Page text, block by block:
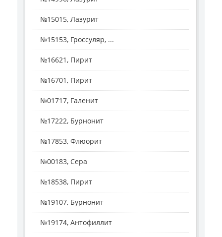
№15015, Лазурит
№15153, Гроссуляр, ...
№16621, Пирит
№16701, Пирит
№01717, Галенит
№17222, Бурнонит
№17853, Флюорит
№00183, Сера
№18538, Пирит
№19107, Бурнонит
№19174, Антофиллит